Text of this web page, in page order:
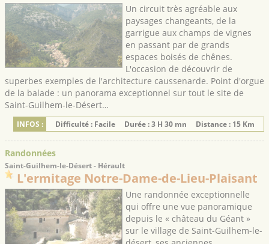
Un circuit très agréable aux
paysages changeants, de la
garrigue aux champs de vignes
en passant par de grands
espaces boisés de chênes.
L'occasion de découvrir de
superbes exemples de l'architecture caussenarde. Point d'orgue
de la balade : un panorama exceptionnel sur tout le site de
Saint-Guilhem-le-Désert…
INFOS : Difficulté : Facile Durée : 3 H 30 mn Distance : 15 Km
Randonnées
Saint-Guilhem-le-Désert - Hérault
L'ermitage Notre-Dame-de-Lieu-Plaisant
Une randonnée exceptionnelle
qui offre une vue panoramique
depuis le « château du Géant »
sur le village de Saint-Guilhem-le-